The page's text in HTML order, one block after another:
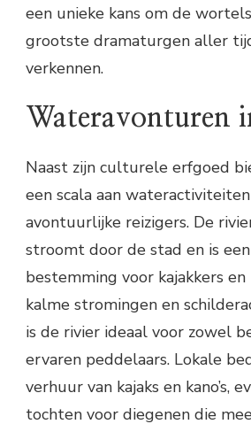
een unieke kans om de
grootste dramaturgen aller
verkennen.
Wateravonturen
Naast zijn culturele erfgoed
een scala aan
avontuurlijke reizigers. De
stroomt door de stad en is
bestemming voor kajakkers
kalme stromingen en
is de rivier ideaal voor zowel
ervaren peddelaars. Lokale
verhuur van kajaks en kano’s,
tochten voor diegenen die